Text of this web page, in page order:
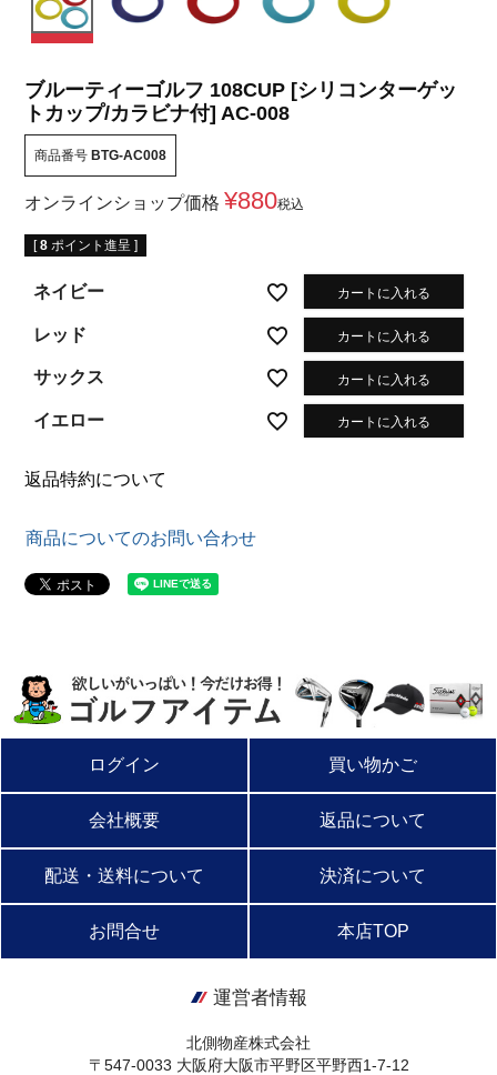
ブルーティーゴルフ 108CUP [シリコンターゲッ
トカップ/カラビナ付] AC-008
商品番号 BTG-AC008
オンラインショップ価格 ¥880税込
[ 8 ポイント進呈 ]
ネイビー カートに入れる
レッド カートに入れる
サックス カートに入れる
イエロー カートに入れる
返品特約について
商品についてのお問い合わせ
ログイン 買い物かご
会社概要 返品について
配送・送料について 決済について
お問合せ 本店TOP
運営者情報
北側物産株式会社
〒547-0033 大阪府大阪市平野区平野西1-7-12